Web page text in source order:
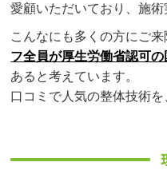
愛顧いただいており、施術
こんなにも多くの方にご
フ全員が厚生労働省認可
あると考えています。
口コミで人気の整体技術を